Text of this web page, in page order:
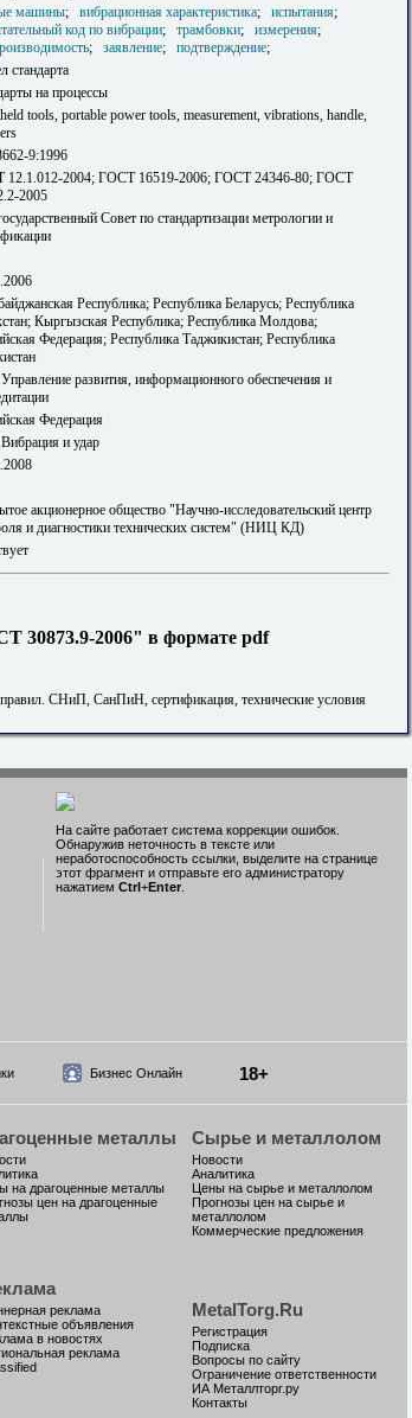
машины; вибрационная характеристика; испытания;
код по вибрации; трамбовки; измерения;
; заявление; подтверждение;
стандарта
на процессы
tools, portable power tools, measurement, vibrations, handle,
9:1996
12.1.012-2004; ГОСТ 16519-2006; ГОСТ 24346-80; ГОСТ
2005
Совет по стандартизации метрологии и
Республика; Республика Беларусь; Республика
Кыргызская Республика; Республика Молдова;
Федерация; Республика Таджикистан; Республика
развития, информационного обеспечения и
Федерация
и удар
акционерное общество "Научно-исследовательский центр
и диагностики технических систем" (НИЦ КД)
30873.9-2006" в формате pdf
СНиП, СанПиН, сертификация, технические условия
На сайте работает система коррекции ошибок.
Обнаружив неточность в тексте или
неработоспособность ссылки, выделите на странице
этот фрагмент и отправьте его администратору
нажатием Ctrl+Enter
Бизнес Онлайн 18+
металлы
на драгоценные металлы
цен на драгоценные
Сырье и металлолом
Новости
Аналитика
Цены на сырье и металлолом
Прогнозы цен на сырье и
металлолом
Коммерческие предложения
реклама
объявления
в новостях
реклама
MetalTorg.Ru
Регистрация
Подписка
Вопросы по сайту
Ограничение ответственности
ИА Металлторг.ру
Контакты